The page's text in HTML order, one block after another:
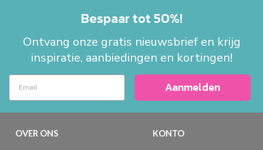
Bespaar tot 50%!
Ontvang onze gratis nieuwsbrief en krijg
inspiratie, aanbiedingen en kortingen!
Aanmelden
OVER ONS KONTO